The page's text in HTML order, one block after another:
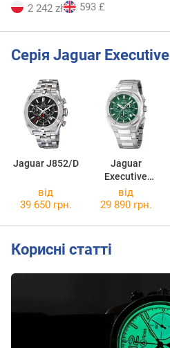
2 242 zł 593 £
Серія Jaguar Executive
Jaguar J852/D
Jaguar
Executive
J805/C
від
39 650 грн.
від
29 890 грн.
Корисні статті